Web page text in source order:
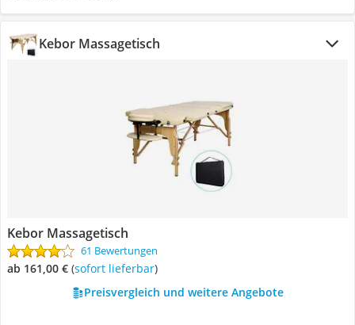
Kebor Massagetisch
Kebor Massagetisch
61 Bewertungen
ab 161,00 € ( Sofort lieferbar)
Preisvergleich und weitere Angebote